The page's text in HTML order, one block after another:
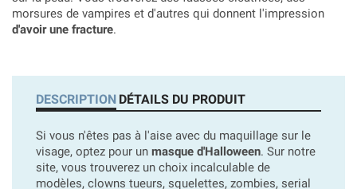
morsures de vampires et d'autres qui donnent l'impression
d'avoir une fracture.
DESCRIPTION DÉTAILS DU PRODUIT
Si vous n'êtes pas à l'aise avec du maquillage sur le
visage, optez pour un masque d'Halloween. Sur notre
site, vous trouverez un choix incalculable de
modèles, clowns tueurs, squelettes, zombies, serial